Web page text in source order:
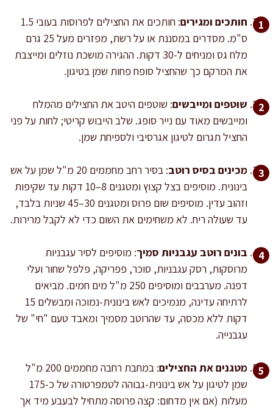
חותכים ומגירים
: חותכים את החצילים לפרוסות בעובי 1.5
ס"מ. מסדרים במסננת או על רשת, מפזרים מעל 25 גרם
מלח גס ומניחים ל-30 דקות. ההגירה מושכת נוזלים ומייצבת
את המרקם כך שהחציל סופח פחות שמן בטיגון.
שוטפים ומייבשים: שוטפים היטב את החצילים מהמלח
ומייבשים מאוד עם נייר סופג. שלב הייבוש קריטי; לחות על פני
החציל תגרום לטיגון אגרסיבי ולספיחת שמן.
מכינים בסיס רוטב
: בסיר רחב מחממים 20 מ"ל שמן על אש
בינונית. מוסיפים בצל קצוץ ומטגנים 8–10 דקות עד שקיפות
וזהוב עדין. מוסיפים שום פרוס ומטגנים 30–45 שניות בלבד,
עד שעולה ריח. לא משחימים את השום כדי לא לקבל מרירות.
בונים רוטב עגבניות סמיך: מוסיפים לסיר עגבניות
מרוסקות, רסק עגבניות, סוכר, פפריקה, פלפל שחור ועלי
דפנה. מערבבים ומוסיפים 250 מ"ל מים חמים. מביאים
לרתיחה עדינה, מנמיכים לאש בינונית-נמוכה ומבשלים 15
דקות ללא מכסה, עד שהרוטב מסמיך ומאבד טעם "חי" של
עגבנייה.
מטגנים את החצילים
: במחבת רחבה מחממים 200 מ"ל
שמן לטיגון על אש בינונית-גבוהה לטמפרטורה של כ-175
מעלות (אם אין מדחום: קצה פרוסה מתחיל לבעבע מיד אך